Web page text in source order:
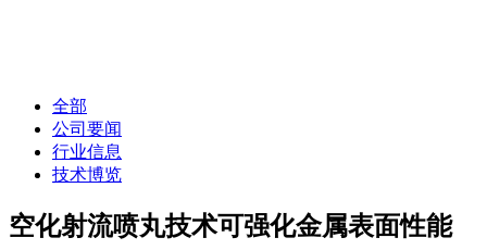
全部
公司要闻
行业信息
技术博览
空化射流喷丸技术可强化金属表面性能